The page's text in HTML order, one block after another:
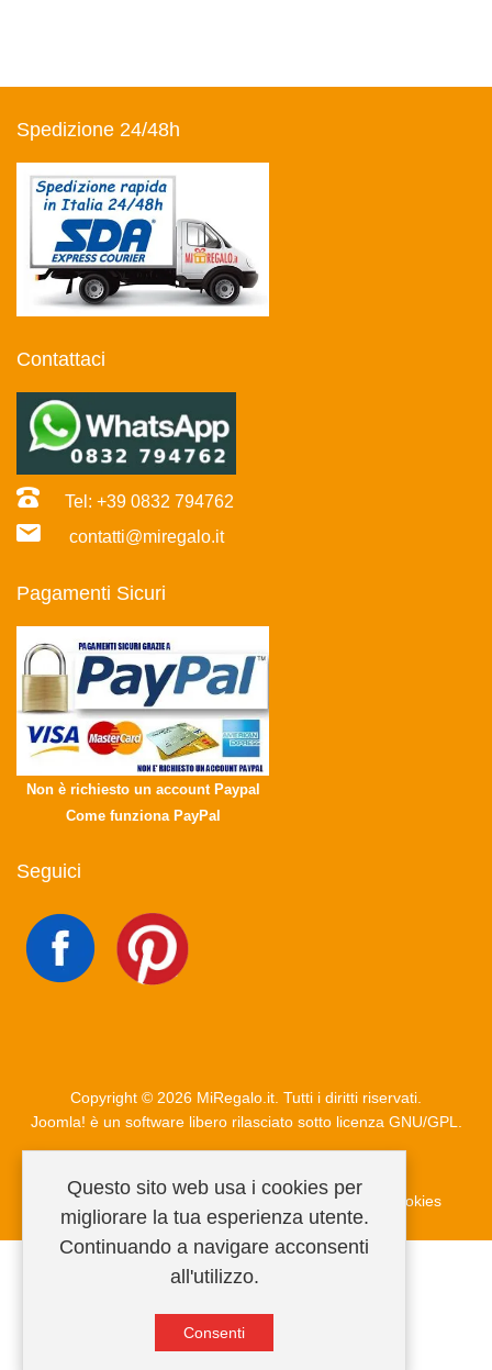
Spedizione 24/48h
Contattaci
Tel: +39 0832 794762
contatti@miregalo.it
Pagamenti Sicuri
Non è richiesto un account Paypal
Come funziona PayPal
Seguici
Copyright © 2026 MiRegalo.it. Tutti i diritti riservati.
Joomla! è un software libero rilasciato sotto licenza GNU/GPL.
Condizioni di vendita Informativa cookies
Questo sito web usa i cookies per
migliorare la tua esperienza utente.
Continuando a navigare acconsenti
all'utilizzo.
Consenti